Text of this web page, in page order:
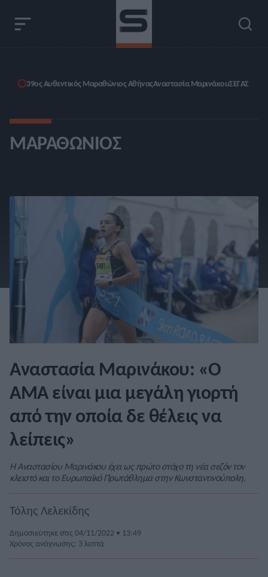
39ος Αυθεντικός Μαραθώνιος ΑθήναςΑναστασία ΜαρινάκουΣΕΓΑΣ
ΜΑΡΑΘΏΝΙΟΣ
Αναστασία Μαρινάκου: «Ο
ΑΜΑ είναι μια μεγάλη γιορτή
από την οποία δε θέλεις να
λείπεις»
Η Αναστασίου Μαρινάκου έχει ως πρώτο στόχο τη νέα σεζόν τον
κλειστό και το Ευρωπαϊκό Πρωτάθλημα στην Κωνσταντινούπολη.
Τόλης Λελεκίδης
Δημοσιεύτηκε στις 04/11/2022 • 13:49
Χρόνος ανάγνωσης: 3 λεπτά